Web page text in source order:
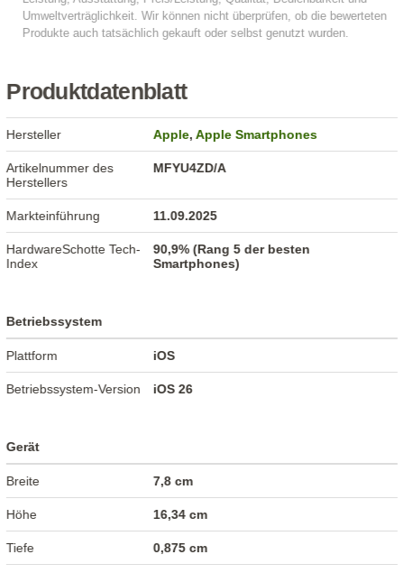
Produktdatenblatt
Hersteller Apple,Apple Smartphones
Artikelnummer des
Herstellers
MFYU4ZD/A
Markteinführung 11.09.2025
HardwareSchotte Tech-
Index
90,9% (Rang 5 der besten
Smartphones)
Betriebssystem
Plattform iOS
Betriebssystem-Version iOS 26
Gerät
Breite 7,8 cm
Höhe 16,34 cm
Tiefe 0,875 cm